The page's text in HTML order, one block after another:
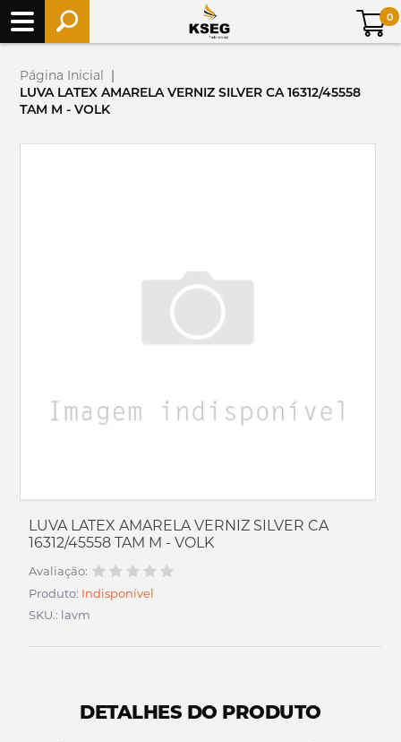
0
Página Inicial |
LUVA LATEX AMARELA VERNIZ SILVER CA 16312/45558
TAM M - VOLK
LUVA LATEX AMARELA VERNIZ SILVER CA
16312/45558 TAM M - VOLK
Avaliação:
Produto: Indisponível
SKU.: lavm
DETALHES DO PRODUTO